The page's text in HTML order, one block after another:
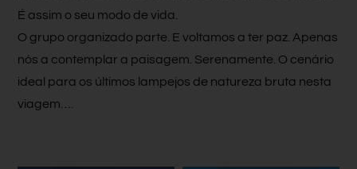
É assim o seu modo de vida.
O grupo organizado parte. E voltamos a ter paz. Apenas
nós a contemplar a paisagem. Serenamente. O cenário
ideal para os últimos lampejos de natureza bruta nesta
viagem….